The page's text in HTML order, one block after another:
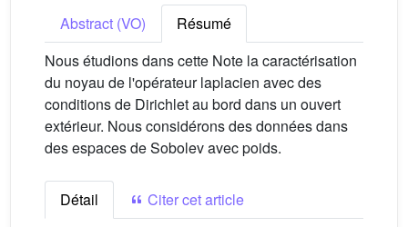
Abstract (VO)
Résumé
Nous étudions dans cette Note la caractérisation
du noyau de l'opérateur laplacien avec des
conditions de Dirichlet au bord dans un ouvert
extérieur. Nous considérons des données dans
des espaces de Sobolev avec poids.
Détail
Citer cet article